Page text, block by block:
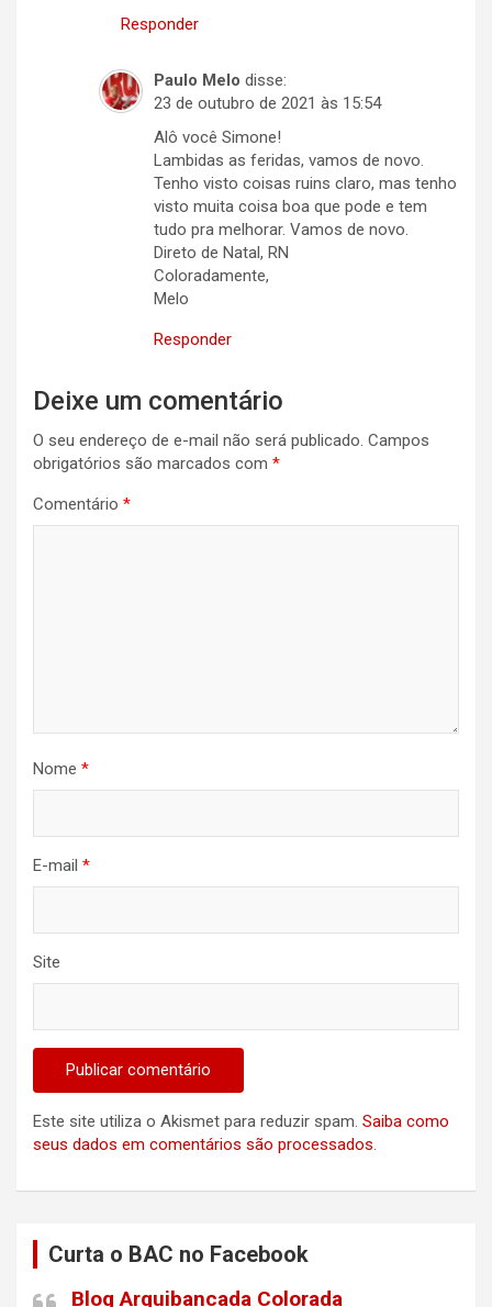
Responder
Paulo Melo disse:
23 de outubro de 2021 às 15:54
Alô você Simone!
Lambidas as feridas, vamos de novo.
Tenho visto coisas ruins claro, mas tenho
visto muita coisa boa que pode e tem
tudo pra melhorar. Vamos de novo.
Direto de Natal, RN
Coloradamente,
Melo
Responder
Deixe um comentário
O seu endereço de e-mail não será publicado. Campos
obrigatórios são marcados com *
Comentário *
Nome *
E-mail *
Site
Este site utiliza o Akismet para reduzir spam. Saiba como
seus dados em comentários são processados.
Curta o BAC no Facebook
Blog Arquibancada Colorada